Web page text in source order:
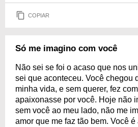
COPIAR
Só me imagino com você
Não sei se foi o acaso que nos
sei que aconteceu. Você chegou
minha vida, e sem querer, fez
apaixonasse por você. Hoje não
sem você ao meu lado, não me
amor que me faz tão bem. Você